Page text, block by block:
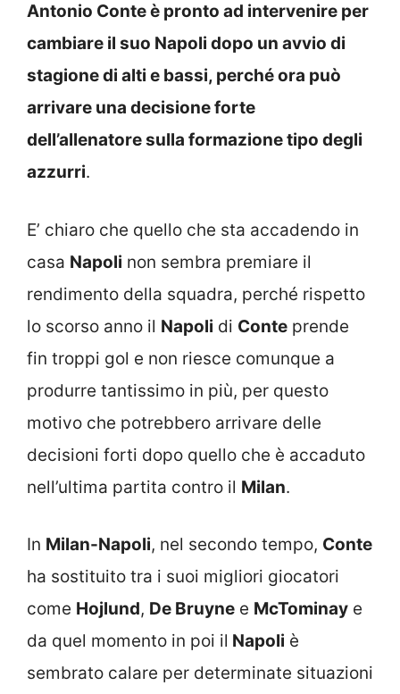
Antonio Conte è pronto ad intervenire per
cambiare il suo Napoli dopo un avvio di
stagione di alti e bassi, perché ora può
arrivare una decisione forte
dell’allenatore sulla formazione tipo degli
azzurri.
E’ chiaro che quello che sta accadendo in
casa Napoli non sembra premiare il
rendimento della squadra, perché rispetto
lo scorso anno il Napoli di Conte prende
fin troppi gol e non riesce comunque a
produrre tantissimo in più, per questo
motivo che potrebbero arrivare delle
decisioni forti dopo quello che è accaduto
nell’ultima partita contro il Milan.
In Milan-Napoli, nel secondo tempo, Conte
ha sostituito tra i suoi migliori giocatori
come Hojlund, De Bruyne e McTominay e
da quel momento in poi il Napoli è
sembrato calare per determinate situazioni